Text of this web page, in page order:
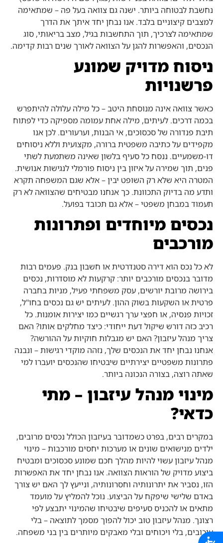
נחשבת לבטוחה ביותר. ישנה גם צוואה בעל פה – שמתאימה
למצבים קיצוניים בלבד. אנו נבחן יחד איתך את הדרך
שמתאימה לצרכיך, תוך התחשבות בגיל, מצב בריאותי, סוג
הנכסים, והאפשרות להגן על הצוואה לאורך שנים רבות קדימה.
ניסוח מדויק שמונע
פרשנויות
כאשר צוואה אינה מנוסחת היטב – כל מילה עלולה להיתפרש
בכמה דרכים. לעיתים, מילה אחת עמומה מספיקה כדי לפתוח
תיבת פנדורה של סכסוכים, אי הבנות, וערעורים. לכן אנו
מקפידים על כתיבה משפטית ברורה, מקצועית וללא ניסוחים
דו-משמעיים. ננסח כל סעיף בלשון שאינה משתמעת לשתי
פנים, תוך שמירה על איזון בין ניסוח פורמלי לנגישות אנושית.
המטרה היא שלא רק השופט יבין – אלא שגם המשפחה תקרא
ותדע מה בדיוק התכוונת. כך אנחנו מבטיחים שהצוואה לא רק
תעמוד במבחן משפטי – אלא גם תכובד בפועל.
נכסים מיוחדים ופתרונות
מורכבים
לא כל נכס הוא דירה סטנדרטית או חשבון בנק. פעמים רבות
מדובר בנכסים מורכבים יותר: קרקעות לא מוסדרות, נכסים
בירושה מרובת יורשים, עסק משפחתי פעיל, מניות בחברה
פרטית או השקעות בשוק ההון. לעיתים יש גם נכסים בחו"ל,
זכויות פנסיה, או חפצי ערך רגשיים כמו יצירות אומנות. כל
רכיב כזה דורש שיקול דעת ייחודי: כיצד מחלקים אותו? האם
צריך מנהל עיזבון? האם יש מגבלות חוקיות על ההורשה?
אנחנו נבחן יחד את הנכסים שלך, נזהה מוקדי רגישות – ונבנה
פתרונות משפטיים יצירתיים שיבטיחו שהנכסים יועברו למי
שאתה רוצה, בצורה הנכונה ביותר.
מינוי מנהל עיזבון – מתי
כדאי?
במקרים רבים, בפרט כשמדובר בעיזבון הכולל נכסים מרובים,
ילדים מנישואים שונים או מערכות יחסים מורכבות – מינוי
מנהל עיזבון עשוי להיות מהלך חכם שמונע סכסוכים ומבטיח
ביצוע מדויק של הוראות הצוואה. אנו נבחן יחד את האפשרות
הזו, נסביר את יתרונותיה וחסרונותיה, ונייעץ לך האם יש צורך
באדם שלישי שיפקח על הביצוע. נוכל להמליץ על מועמד
מתאים או להכניס סעיפים שיבטיחו שהמינוי יתבצע לפי
רצונך. מנהל עיזבון טוב יכול להפוך מסמך לתוצאה – בלי
עיכובים, בלי ויכוחים ובלי מאבקים מיותרים בין בני משפחה.